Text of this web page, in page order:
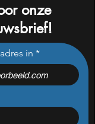
dollar is
zwak
dat?
onze
in